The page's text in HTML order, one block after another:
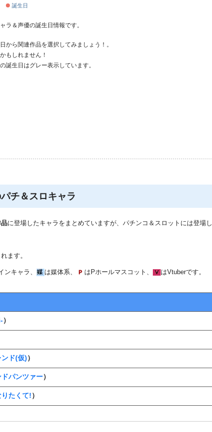
誕生日
ラ＆声優の誕生日情報です。
から関連作品を選択してみましょう！。
もしれません！
誕生日はグレー表示しています。
チ＆スロキャラ
に登場したキャラをまとめていますが、パチンコ＆スロットには登場
ます。
ンキャラ、 は媒体系、 はPホールマスコット、 はVtuberです。
）
ド(仮) ）
パンツァー）
りたくて!）